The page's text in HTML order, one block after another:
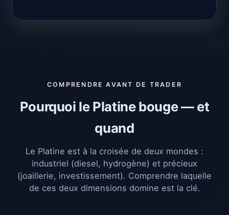
COMPRENDRE AVANT DE TRADER
Pourquoi le Platine bouge — et
quand
Le Platine est à la croisée de deux mondes :
industriel (diesel, hydrogène) et précieux
(joaillerie, investissement). Comprendre laquelle
de ces deux dimensions domine est la clé.